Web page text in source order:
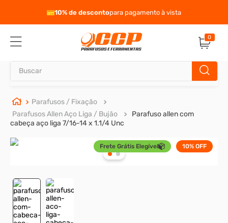
10% de descontopara pagamento à vista
0
Parafusos / Fixação
Parafusos Allen Aço Liga / Bujão
Parafuso allen com
cabeça aço liga 7/16-14 x 1.1/4 Unc
Frete Grátis Elegível 10% OFF
TERMOS MAIS BUSCADOS
1º
parafuso allen
5º
presto
6º
rodizio